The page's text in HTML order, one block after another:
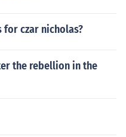
for czar nicholas?
the rebellion in the